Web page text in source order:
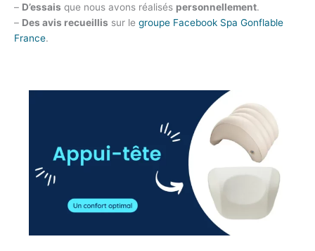
– D’essais que nous avons réalisés personnellement.
– Des avis recueillis sur le groupe Facebook Spa Gonflable
France.